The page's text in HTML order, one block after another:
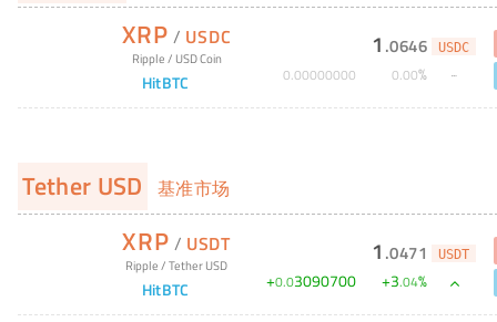
XRP / USDC
Ripple/ USD Coin
HitBTC
1 .0646 USDC
0.00000000 0.00%
Tether USD 基准市场
XRP / USDT
Ripple/Tether USD
HitBTC
1 .0471 USDT
+0.03090700 +3.04%